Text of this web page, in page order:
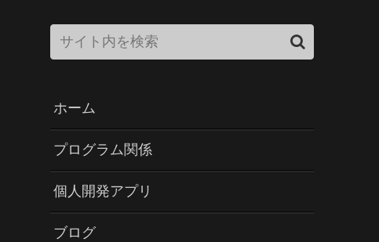
ホーム
プログラム関係
個人開発アプリ
ブログ